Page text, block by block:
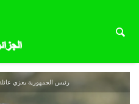
رئيس الجمهورية يعزي